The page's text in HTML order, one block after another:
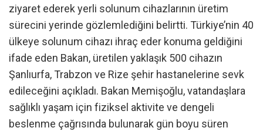
ziyaret ederek yerli solunum cihazlarının üretim
sürecini yerinde gözlemlediğini belirtti. Türkiye’nin 40
ülkeye solunum cihazı ihraç eder konuma geldiğini
ifade eden Bakan, üretilen yaklaşık 500 cihazın
Şanlıurfa, Trabzon ve Rize şehir hastanelerine sevk
edileceğini açıkladı. Bakan Memişoğlu, vatandaşlara
sağlıklı yaşam için fiziksel aktivite ve dengeli
beslenme çağrısında bulunarak gün boyu süren